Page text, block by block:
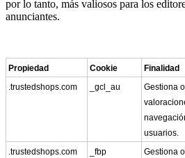
por lo tanto, más valiosos para los
anunciantes.
Propiedad Cookie Finalidad
.trustedshops.com
_gcl_au
Gestiona
usuarios.
.trustedshops.com _fbp
Gestiona